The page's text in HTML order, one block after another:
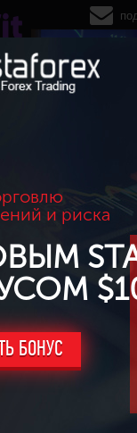
и риска
БОНУС
по рынку